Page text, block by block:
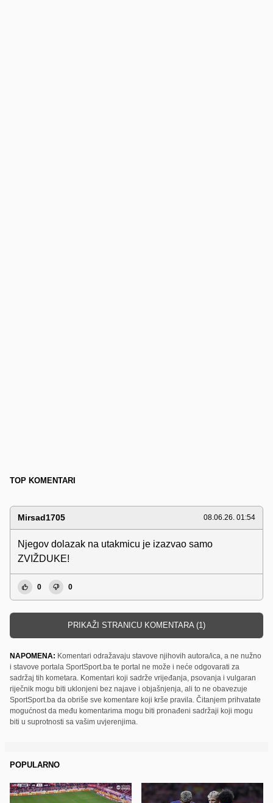
TOP KOMENTARI
Mirsad1705 08.06.26. 01:54
Njegov dolazak na utakmicu je izazvao samo
ZVIŽDUKE!
0 0
PRIKAŽI STRANICU KOMENTARA (1)
NAPOMENA: Komentari odražavaju stavove njihovih autora/ica, a ne nužno
i stavove portala SportSport.ba te portal ne može i neće odgovarati za
sadržaj tih kometara. Komentari koji sadrže vrijeđanja, psovanja i vulgaran
riječnik mogu biti uklonjeni bez najave i objašnjenja, ali to ne obavezuje
SportSport.ba da obriše sve komentare koji krše pravila. Čitanjem prihvatate
mogućnost da među komentarima mogu biti pronađeni sadržaji koji mogu
biti u suprotnosti sa vašim uvjerenjima.
POPULARNO